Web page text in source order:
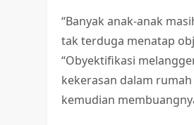
“Banyak anak-anak
tak terduga menatap
“Obyektifikasi
kekerasan dalam
kemudian